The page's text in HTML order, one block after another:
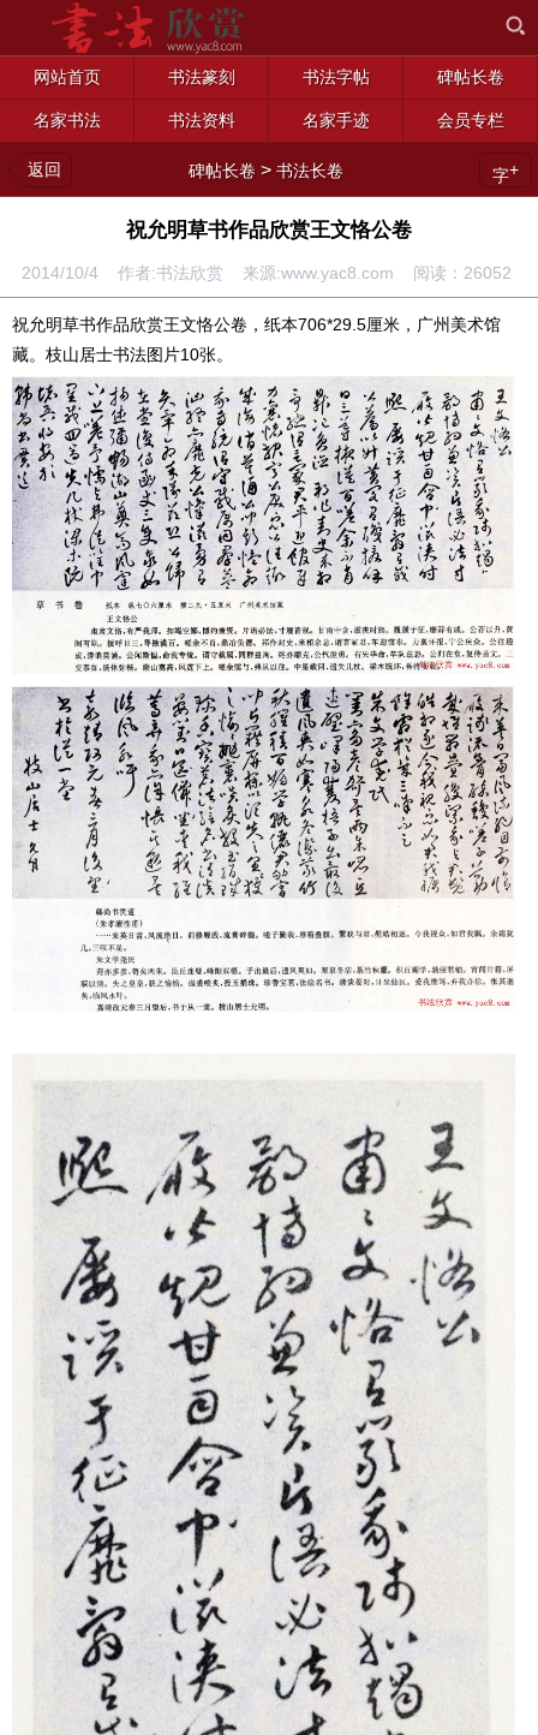
网站首页 书法篆刻 书法字帖 碑帖长卷
名家书法 书法资料 名家手迹 会员专栏
返回 碑帖长卷 >书法长卷 字+
祝允明草书作品欣赏王文恪公卷
2014/10/4 作者:书法欣赏 来源:www.yac8.com 阅读： 26052
祝允明草书作品欣赏王文恪公卷，纸本706*29.5厘米，广州美术馆
藏。枝山居士书法图片10张。